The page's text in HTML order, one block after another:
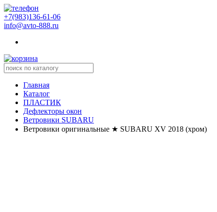
+7(983)136-61-06
info@avto-888.ru
Главная
Каталог
ПЛАСТИК
Дефлекторы окон
Ветровики SUBARU
Ветровики оригинальные ★ SUBARU XV 2018 (хром)